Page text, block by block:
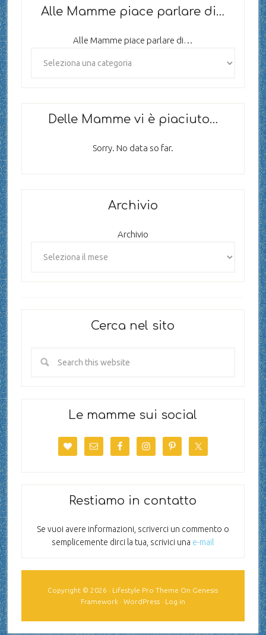
Alle Mamme piace parlare di…
Alle Mamme piace parlare di…
Delle Mamme vi è piaciuto…
Sorry. No data so far.
Archivio
Archivio
Cerca nel sito
Le mamme sui social
Restiamo in contatto
Se vuoi avere informazioni, scriverci un commento o
semplicemente dirci la tua, scrivici una e-mail
Copyright © 2026 · Lifestyle Pro Theme On Genesis
Framework· WordPress· Log in